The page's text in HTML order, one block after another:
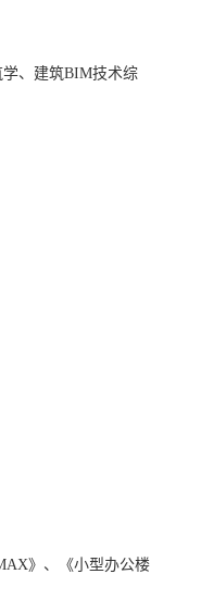
、建筑BIM技术综
》、《小型办公楼